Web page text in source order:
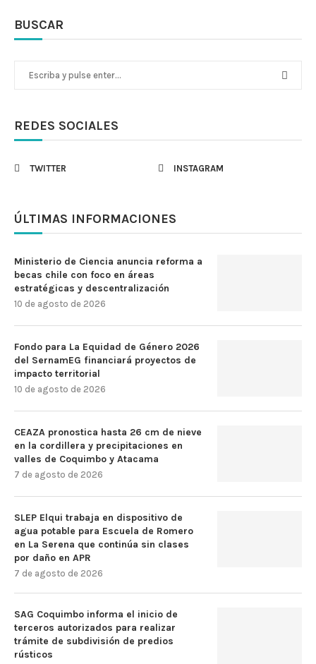
BUSCAR
REDES SOCIALES
TWITTER INSTAGRAM
ÚLTIMAS INFORMACIONES
Ministerio de Ciencia anuncia reforma a
becas chile con foco en áreas
estratégicas y descentralización
10 de agosto de 2026
Fondo para La Equidad de Género 2026
del SernamEG financiará proyectos de
impacto territorial
10 de agosto de 2026
CEAZA pronostica hasta 26 cm de nieve
en la cordillera y precipitaciones en
valles de Coquimbo y Atacama
7 de agosto de 2026
SLEP Elqui trabaja en dispositivo de
agua potable para Escuela de Romero
en La Serena que continúa sin clases
por daño en APR
7 de agosto de 2026
SAG Coquimbo informa el inicio de
terceros autorizados para realizar
trámite de subdivisión de predios
rústicos